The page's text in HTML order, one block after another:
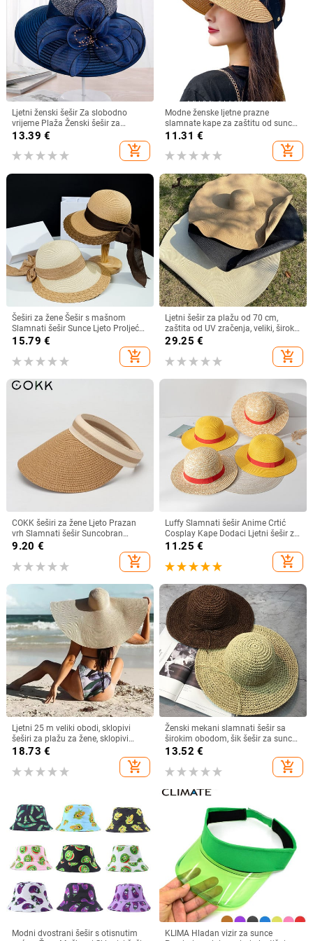
Ljetni ženski šešir Za slobodno
vrijeme Plaža Ženski šešir za
sunčanje Elegantni šešir širokog
oboda Svileni šešir s kantom s
cvijetom Ležerna kapa Ženska
13.39 €
add_shopping_cart
Modne ženske ljetne prazne
slamnate kape za zaštitu od sunca
s velikim obodom, podesivi ženski
sportove na plaži
11.31 €
add_shopping_cart
Šeširi za žene Šešir s mašnom
Slamnati šešir Sunce Ljeto Proljeće
Veliki obodi Plaža Na otvorenom
Ženski ljetni šešir Sombreros De
Mujer
15.79 €
add_shopping_cart
Ljetni šešir za plažu od 70 cm,
zaštita od UV zračenja, veliki, široki
obodi, 35 cm, sklopivi slamnati
šeširi, velike sklopive kape za
zaštitu od sunca
29.25 €
add_shopping_cart
COKK šeširi za žene Ljeto Prazan
vrh Slamnati šešir Suncobran
Krema za sunčanje Šešir za plažu
Ženski štitnik za zaštitu od sunca
Roditelji Dječji Šeširi za sunce
9.20 €
add_shopping_cart
Luffy Slamnati šešir Anime Crtić
Cosplay Kape Dodaci Ljetni šešir za
sunce Suncobran Šešir za roditelje i
dijete Luffy šešir za žene Muškarci
11.25 €
add_shopping_cart
Ljetni 25 m veliki obodi, sklopivi
šeširi za plažu za žene, sklopivi
slamnati šešir, šešir za zaštitu od
Dropshipping
18.73 €
add_shopping_cart
Ženski mekani slamnati šešir sa
širokim obodom, šik šešir za sunce
Sklopivi ljetni slamnati šeširi za
plažu za žene Kape za djevojčice
Ženski šeširi od rafije
13.52 €
add_shopping_cart
Modni dvostrani šešir s otisnutim
KLIMA Hladan vizir za sunce